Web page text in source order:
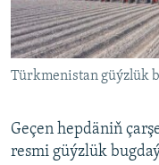
Türkmenistan güýzlük
Geçen hepdäniň
resmi güýzlük